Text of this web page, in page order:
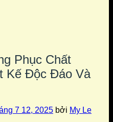
Phục Chất
Kế Độc Đáo Và
7 12, 2025 bởi My Le